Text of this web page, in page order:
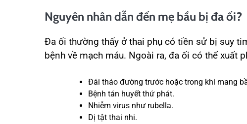
Nguyên nhân dẫn đến mẹ bầu bị đa ối?
Đa ối thường thấy ở thai phụ có tiền sử bị suy
bệnh về mạch máu. Ngoài ra, đa ối có thể xuất
Đái tháo đường trước hoặc trong khi mang
Bệnh tán huyết thứ phát.
Nhiễm virus như rubella.
Dị tật thai nhi.